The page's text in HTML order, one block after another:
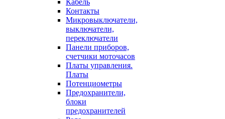
Кабель
Контакты
Микровыключатели,
выключатели,
переключатели
Панели приборов,
счетчики моточасов
Платы управления.
Платы
Потенциометры
Предохранители,
блоки
предохранителей